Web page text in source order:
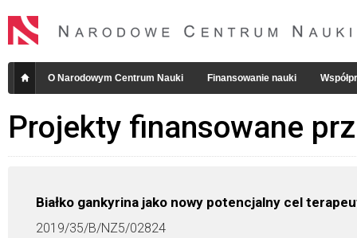
O Narodowym Centrum Nauki Finansowanie nauki
Projekty finansowane
Białko gankyrina jako nowy potencjalny cel
2019/35/B/NZ5/02824